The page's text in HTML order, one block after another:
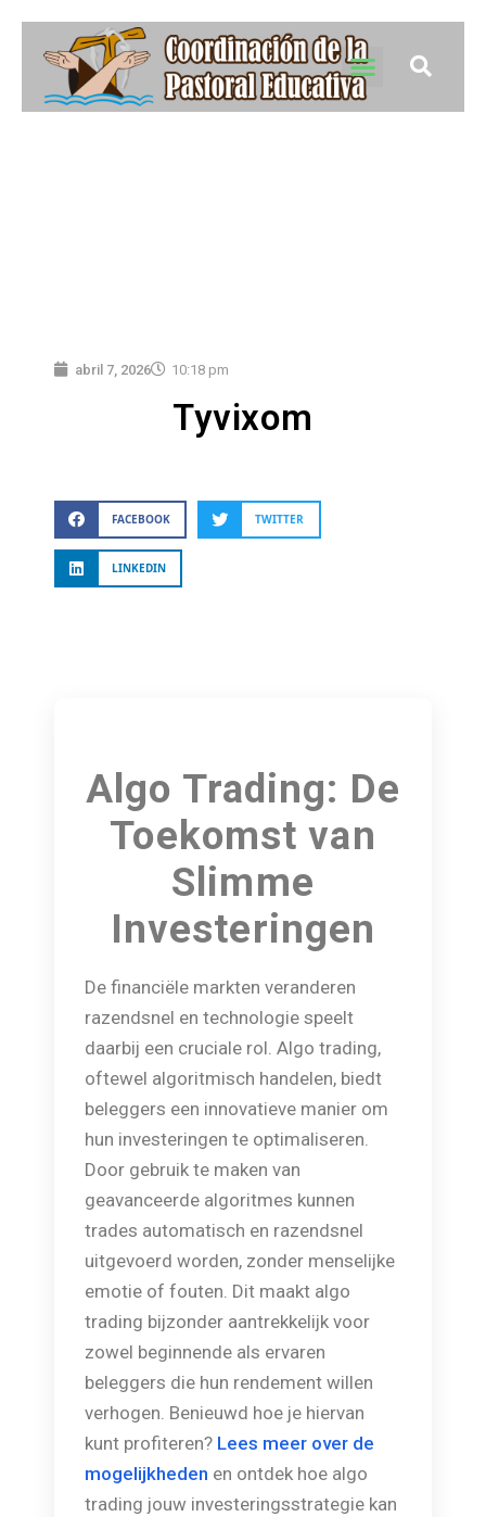
abril 7, 2026 10:18 pm
Tyvixom
FACEBOOK TWITTER
LINKEDIN
Algo Trading: De
Toekomst van
Slimme
Investeringen
De financiële markten veranderen
razendsnel en technologie speelt
daarbij een cruciale rol. Algo trading,
oftewel algoritmisch handelen, biedt
beleggers een innovatieve manier om
hun investeringen te optimaliseren.
Door gebruik te maken van
geavanceerde algoritmes kunnen
trades automatisch en razendsnel
uitgevoerd worden, zonder menselijke
emotie of fouten. Dit maakt algo
trading bijzonder aantrekkelijk voor
zowel beginnende als ervaren
beleggers die hun rendement willen
verhogen. Benieuwd hoe je hiervan
kunt profiteren? Lees meer over de
mogelijkheden en ontdek hoe algo
trading jouw investeringsstrategie kan